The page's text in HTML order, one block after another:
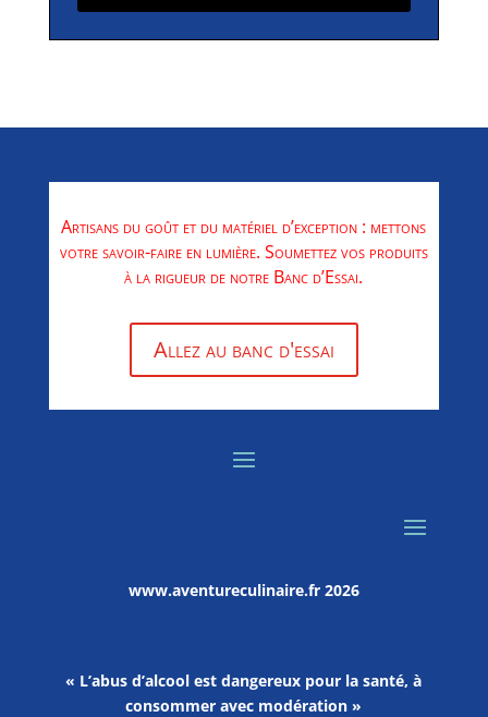
Artisans du goût et du matériel d’exception : mettons
votre savoir-faire en lumière. Soumettez vos produits
à la rigueur de notre Banc d’Essai.
Allez au banc d'essai
www.aventureculinaire.fr2026
« L’abus d’alcool est dangereux pour la santé, à
consommer avec modération »